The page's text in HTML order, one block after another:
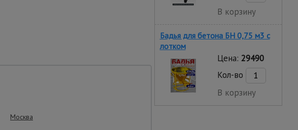
В корзину
Бадья для бетона БН 0,75 м3 с
лотком
Цена: 29490
Кол-во
В корзину
Москва